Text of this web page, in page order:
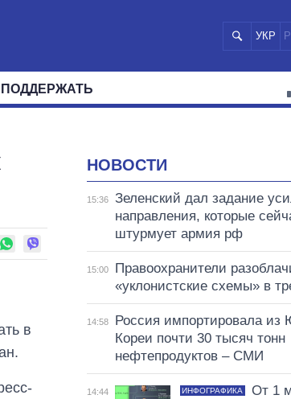
УКР
ПОДДЕРЖАТЬ
в
НОВОСТИ
15:36
Зеленский дал задание
направления, которые
штурмует армия рф
15:00
Правоохранители
«уклонистские схемы» в
14:58
Россия импортировала из
Кореи почти 30 тысяч тонн
нефтепродуктов – СМИ
14:44 ИНФОГРАФИКА
От 1